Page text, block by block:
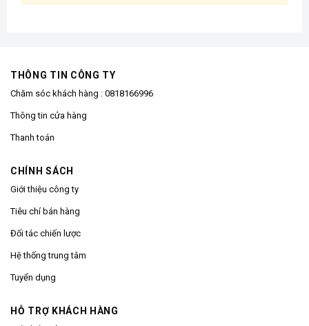
THÔNG TIN CÔNG TY
Chăm sóc khách hàng : 0818166996
Thông tin cửa hàng
Thanh toán
CHÍNH SÁCH
Giới thiệu công ty
Tiêu chí bán hàng
Đối tác chiến lược
Hệ thống trung tâm
Tuyển dụng
HỖ TRỢ KHÁCH HÀNG